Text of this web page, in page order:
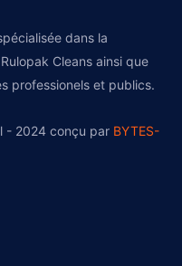
dans la
Cleans ainsi que
professionels et publics.
- 2024 conçu par BYTES-